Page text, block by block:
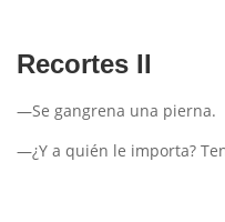
Recortes II
—Se gangrena una pierna.
—¿Y a quién le importa?